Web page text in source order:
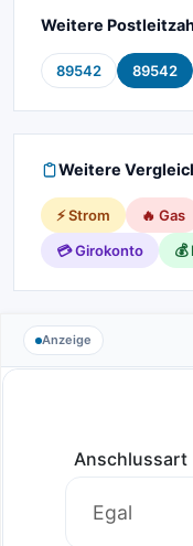
Weitere
89542 89542
Weitere
⚡ Strom 🔥 Gas
💳 Girokonto
💰
Anzeige